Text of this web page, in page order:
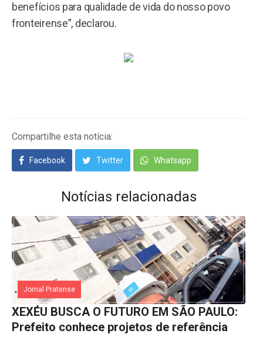
benefícios para qualidade de vida do nosso povo
fronteirense”, declarou.
Compartilhe esta notícia:
Facebook Twitter Whatsapp
Notícias relacionadas
Jornal Pratense
XEXÉU BUSCA O FUTURO EM SÃO PAULO:
Prefeito conhece projetos de referência